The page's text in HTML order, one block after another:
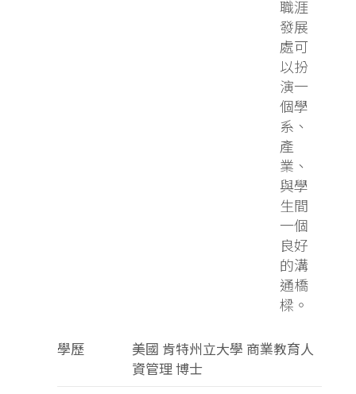
職涯
發展
處可
以扮
演一
個學
系、
產
業、
與學
生間
一個
良好
的溝
通橋
樑。
學歷
美國 肯特州立大學 商業教育人
資管理 博士